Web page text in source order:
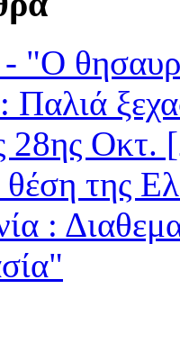
"Ο
28ης Οκτ.
της
: